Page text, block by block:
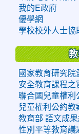
我的E政府
優學網
學校校外人士協
國家教育研究院
安全教育課程之
聯合國兒童權利
兒童權利公約教
教育部 語文成果
性別平等教育議